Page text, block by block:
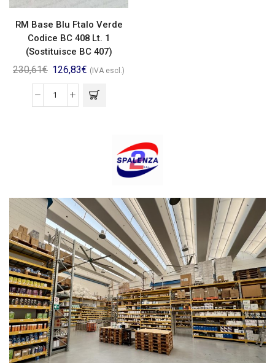
RM Base Blu Ftalo Verde
Codice BC 408 Lt. 1
(Sostituisce BC 407)
230,61€ 126,83€ (IVA escl.)